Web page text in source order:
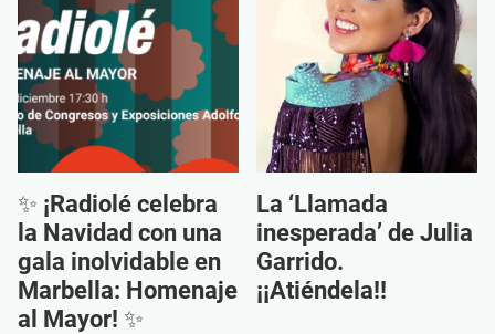
✨ ¡Radiolé celebra
la Navidad con una
gala inolvidable en
Marbella: Homenaje
al Mayor! ✨
La ‘Llamada
inesperada’ de Julia
Garrido.
¡¡Atiéndela!!